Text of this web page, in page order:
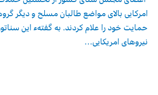
امرکایی بالای مواضع طالبان مسلح و دیگر
حمایت خود را علام کردند. به گفتهء این
نیروهای امریکایی…